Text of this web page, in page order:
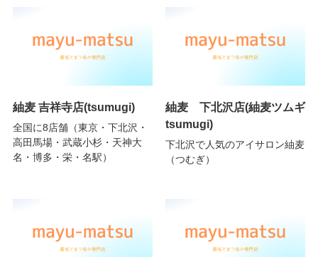
紬麦 吉祥寺店(tsumugi)
全国に8店舗（東京・下北沢・
高田馬場・武蔵小杉・天神大
名・博多・栄・名駅）
紬麦 下北沢店(紬麦ツムギ
tsumugi)
下北沢で人気のアイサロン紬麦
（つむぎ）